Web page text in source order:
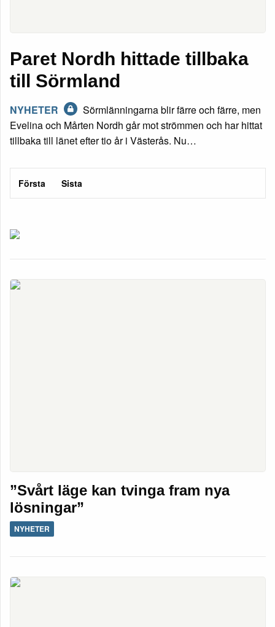
Paret Nordh hittade tillbaka
till Sörmland
NYHETER
Sörmlänningarna blir färre och färre, men
Evelina och Mårten Nordh går mot strömmen och har hittat
tillbaka till länet efter tio år i Västerås. Nu…
Första Sista
”Svårt läge kan tvinga fram nya
lösningar”
NYHETER